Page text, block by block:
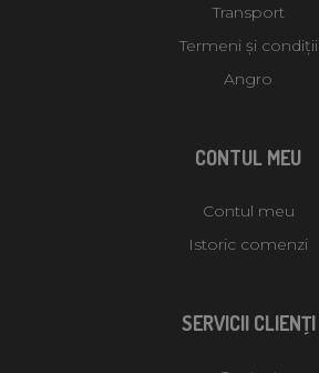
Transport
Termeni și condiții
Angro
CONTUL MEU
Contul meu
Istoric comenzi
SERVICII CLIENŢI